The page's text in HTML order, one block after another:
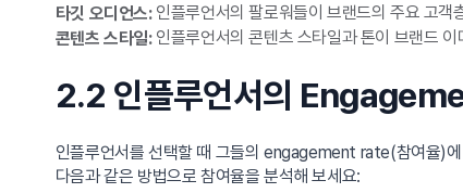
타깃 오디언스:인플루언서의 팔로워들이 브랜드의 주요 고객
콘텐츠 스타일:인플루언서의 콘텐츠 스타일과 톤이 브랜드
2.2 인플루언서의
인플루언서를 선택할 때 그들의 engagement rate(참여율)에
다음과 같은 방법으로 참여율을 분석해 보세요: